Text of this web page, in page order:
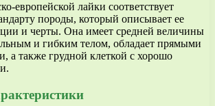
европейской лайки соответствует
породы, который описывает ее
и черты. Она имеет средней величины
и гибким телом, обладает прямыми
а также грудной клеткой с хорошо